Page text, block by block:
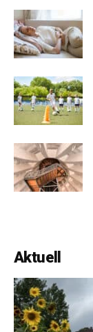
Aktuell